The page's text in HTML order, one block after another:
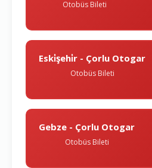
Otobüs Bileti
Eski̇şehi̇r - Çorlu Otogar
Otobüs Bileti
Gebze - Çorlu Otogar
Otobüs Bileti